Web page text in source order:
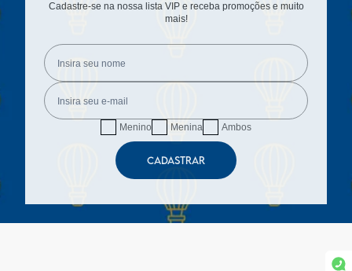
Cadastre-se na nossa lista VIP e receba promoções e muito
mais!
Menino Menina Ambos
CADASTRAR